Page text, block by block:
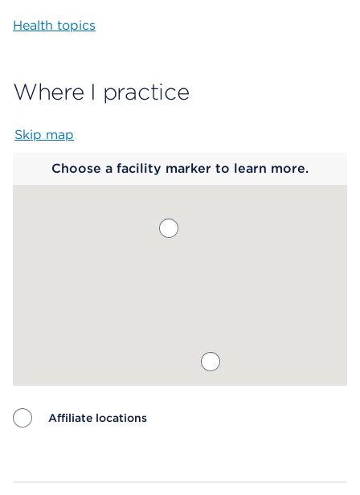
Health topics
Where I practice
Skip map
Choose a facility marker to learn more.
Affiliate locations